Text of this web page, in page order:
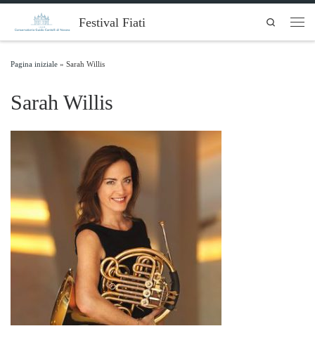
Skip to content Festival Fiati
Search
Pagina iniziale » Sarah Willis
Sarah Willis